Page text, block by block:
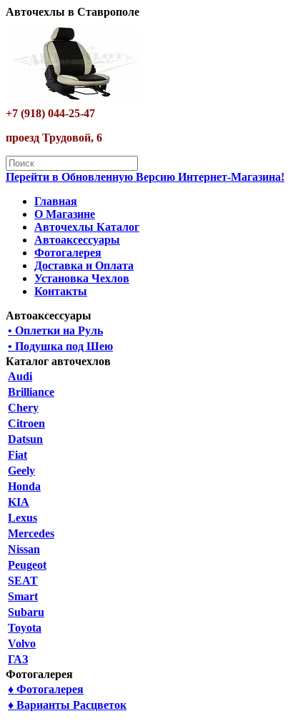
Авточехлы в Ставрополе
+7 (918) 044-25-47
проезд Трудовой, 6
Перейти в Обновленную Версию Интернет-Магазина!
Главная
О Магазине
Авточехлы Каталог
Автоаксессуары
Фотогалерея
Доставка и Оплата
Установка Чехлов
Контакты
Автоаксессуары
• Оплетки на Руль
• Подушка под Шею
Каталог авточехлов
Audi
Brilliance
Chery
Citroen
Datsun
Fiat
Geely
Honda
KIA
Lexus
Mercedes
Nissan
Peugeot
SEAT
Smart
Subaru
Toyota
Volvo
ГАЗ
Фотогалерея
♦ Фотогалерея
♦ Варианты Расцветок